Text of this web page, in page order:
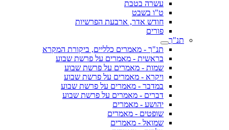
עשרה בטבת
ט"ו בשבט
חודש אדר, ארבעת הפרשיות
פורים
תנ"ך
תנ"ך - מאמרים כלליים, ביקורת המקרא
בראשית - מאמרים על פרשת שבוע
שמות - מאמרים על פרשת שבוע
ויקרא - מאמרים על פרשת שבוע
במדבר - מאמרים על פרשת שבוע
דברים - מאמרים על פרשת שבוע
יהושע - מאמרים
שופטים - מאמרים
שמואל - מאמרים